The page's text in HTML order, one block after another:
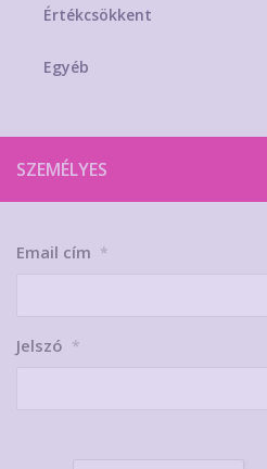
Értékcsökkent
Egyéb
SZEMÉLYES
Email cím *
Jelszó *